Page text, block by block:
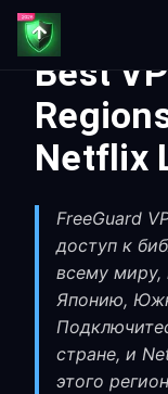
Best
Netflix
FreeGuard
доступ к
всему
Японию,
стране, и
этого